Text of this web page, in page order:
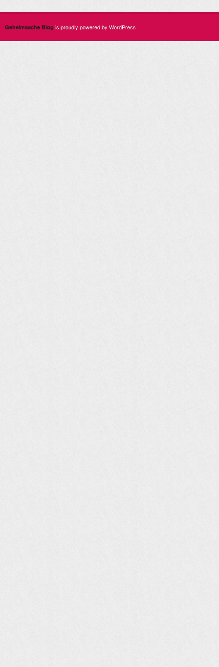
Geheimsache Blog is proudly powered by WordPress